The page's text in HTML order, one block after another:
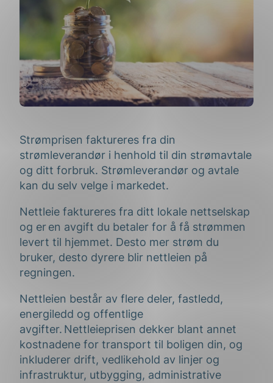
Strømprisen faktureres fra din
strømleverandør i henhold til din strømavtale
og ditt forbruk. Strømleverandør og avtale
kan du selv velge i markedet.
Nettleie faktureres fra ditt lokale nettselskap
og er en avgift du betaler for å få strømmen
levert til hjemmet. Desto mer strøm du
bruker, desto dyrere blir nettleien på
regningen.
Nettleien består av flere deler, fastledd,
energiledd og offentlige
avgifter. Nettleieprisen dekker blant annet
kostnadene for transport til boligen din, og
inkluderer drift, vedlikehold av linjer og
infrastruktur, utbygging, administrative